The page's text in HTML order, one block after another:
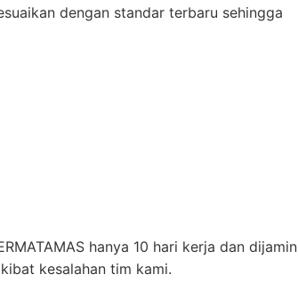
dengan standar terbaru sehingga
hanya 10 hari kerja dan dijamin
kesalahan tim kami.